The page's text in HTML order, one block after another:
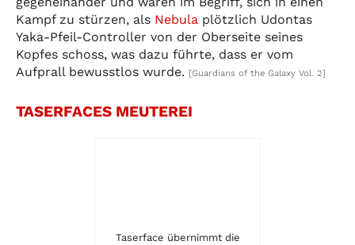
Kampf zu stürzen, als Nebula plötzlich Udontas
Yaka-Pfeil-Controller von der Oberseite seines
Kopfes schoss, was dazu führte, dass er vom
Aufprall bewusstlos wurde.
[Guardians of the Galaxy Vol. 2]
TASERFACES MEUTEREI
Taserface übernimmt die